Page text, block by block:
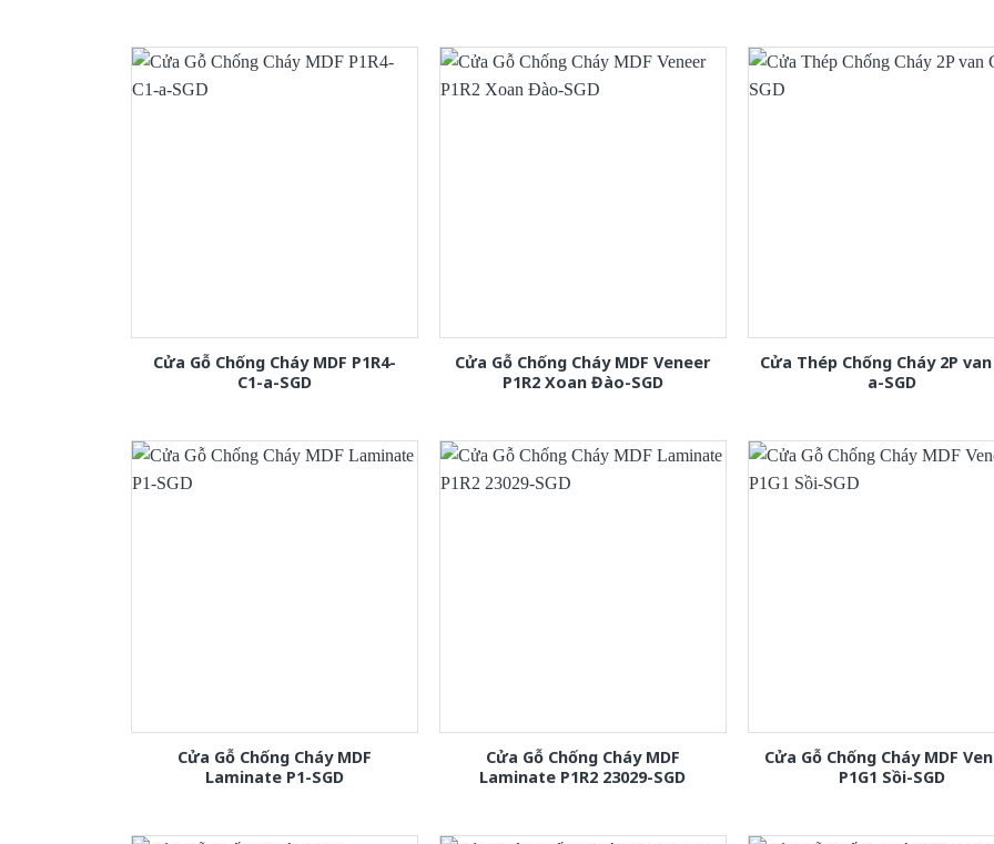
Cửa Gỗ Chống Cháy MDF P1R4-
C1-a-SGD
Cửa Gỗ Chống Cháy MDF Veneer
P1R2 Xoan Đào-SGD
Cửa Thép Chống Cháy 2P
a-SGD
Cửa Gỗ Chống Cháy MDF
Laminate P1-SGD
Cửa Gỗ Chống Cháy MDF
Laminate P1R2 23029-SGD
Cửa Gỗ Chống Cháy MDF
P1G1 Sồi-SGD